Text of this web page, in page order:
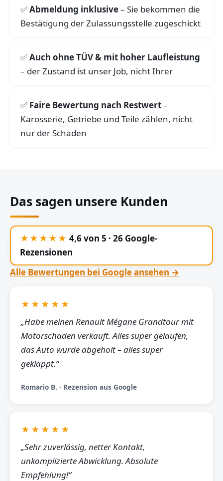
Abmeldung inklusive– Sie bekommen die
Bestätigung der Zulassungsstelle zugeschickt
Auch ohne TÜV & mit hoher Laufleistung
– der Zustand ist unser Job, nicht Ihrer
Faire Bewertung nach Restwert–
Karosserie, Getriebe und Teile zählen, nicht
nur der Schaden
Das sagen unsere Kunden
★★★★★ 4,6 von 5 · 26 Google-
Rezensionen
Alle Bewertungen bei Google ansehen →
★★★★★
„Habe meinen Renault Mégane Grandtour mit
Motorschaden verkauft. Alles super gelaufen,
das Auto wurde abgeholt – alles super
geklappt.“
Romario B. · Rezension aus Google
★★★★★
„Sehr zuverlässig, netter Kontakt,
unkomplizierte Abwicklung. Absolute
Empfehlung!“